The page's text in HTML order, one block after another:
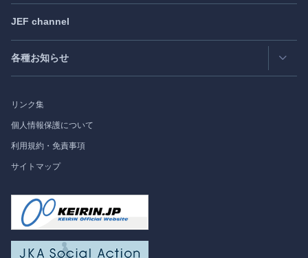
日欧フォーラム
過去の実績
研究会
出版物
受託事業
JEF channel
各種お知らせ
フォーラム情報
調査研究
リンク集
個人情報保護について
利用規約・免責事項
サイトマップ